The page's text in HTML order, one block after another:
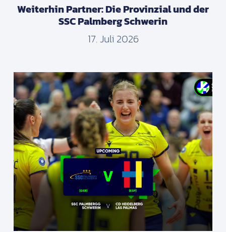
Weiterhin Partner: Die Provinzial und der
SSC Palmberg Schwerin
17. Juli 2026